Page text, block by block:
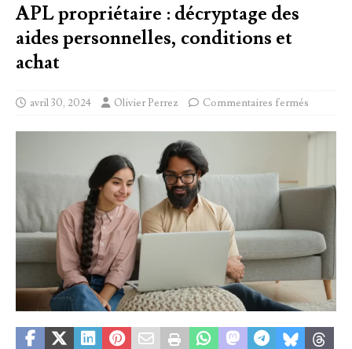
APL propriétaire : décryptage des
aides personnelles, conditions et
achat
avril 30, 2024 Olivier Perrez Commentaires fermés